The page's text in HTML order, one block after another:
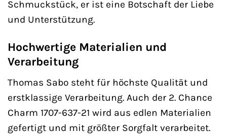
Schmuckstück, er ist eine Botschaft der Liebe
und Unterstützung.
Hochwertige Materialien und
Verarbeitung
Thomas Sabo steht für höchste Qualität und
erstklassige Verarbeitung. Auch der 2. Chance
Charm 1707-637-21 wird aus edlen Materialien
gefertigt und mit größter Sorgfalt verarbeitet.